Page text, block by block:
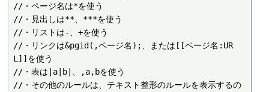
//・ページ名は*を使う
//・見出しは**、***を使う
//・リストは-、+を使う
//・リンクは&pgid(,ページ名);、または[[ページ名:UR
L]]を使う
//・表は|a|b|、,a,bを使う
//・その他のルールは、テキスト整形のルールを表示するの